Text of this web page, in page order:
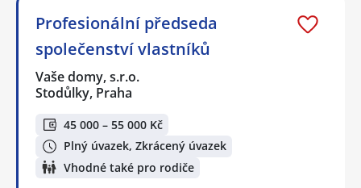
Profesionální předseda
společenství vlastníků
Vaše domy, s.r.o.
Stodůlky, Praha
45 000 – 55 000 Kč
Plný úvazek, Zkrácený úvazek
Vhodné také pro rodiče